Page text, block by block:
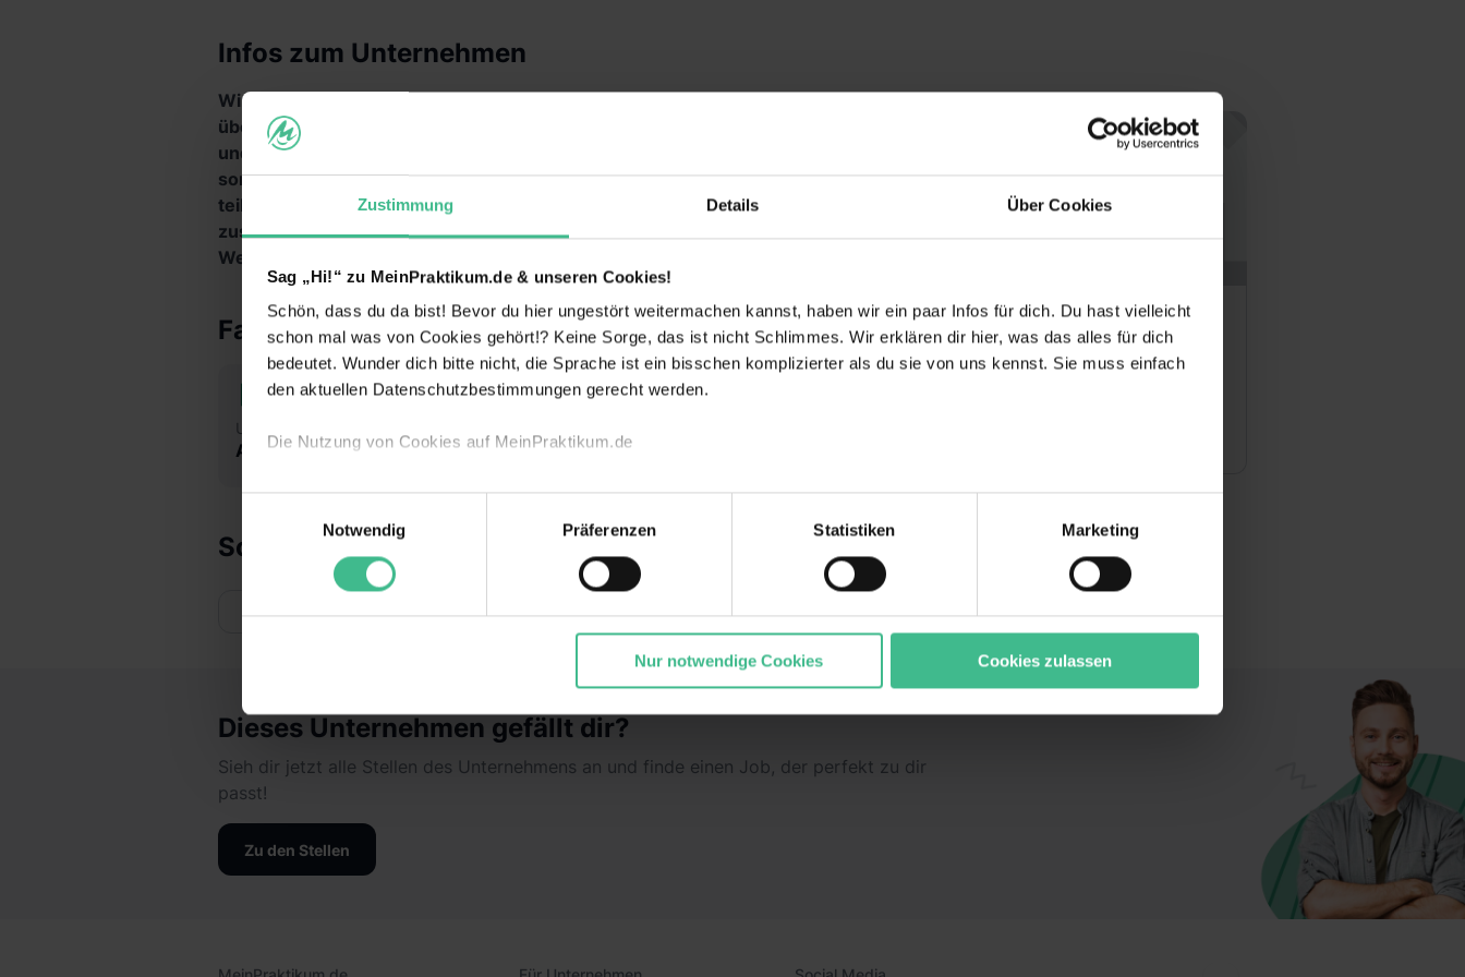
Zustimmung Details Über Cookies
Sag „Hi!“ zu MeinPraktikum.de & unseren Cookies!
Schön, dass du da bist! Bevor du hier ungestört weitermachen kannst, haben wir ein paar Infos für dich. Du hast vielleicht
schon mal was von Cookies gehört!? Keine Sorge, das ist nicht Schlimmes. Wir erklären dir hier, was das alles für dich
bedeutet. Wunder dich bitte nicht, die Sprache ist ein bisschen komplizierter als du sie von uns kennst. Sie muss einfach
den aktuellen Datenschutzbestimmungen gerecht werden.
Die Nutzung von Cookies auf MeinPraktikum.de
Wir verwenden Cookies zur technischen Funktion unserer Webseite („Notwendig“), um von dir bei Benutzung der
Webseite getroffenen Einstellungen zu speichern ( „Präferenzen“), die Zugriffe auf unsere Webseite zu analysieren
und Analysen weiterzugeben und um Inhalte und Anzeigen zu personalisieren („Marketing“). Unsere Partner führen diese
Verwendungszwecken (ausgenommen „Notwendig“) zu. Willst du nur bestimmte Verwendungszwecke zulassen, triff deine
die USA (Art. 49 Abs. 1 S. 1 lit. a) DS-GVO). Die USA verfügen über kein angemessenes Datenschutzniveau (EuGH –
Schrems II). Du kannst die von dir erteilte Einwilligung jederzeit mit Wirkung für die Zukunft ganz oder teilweise über
unsere Datenschutzerklärung unter dem Punkt „Datenschutz-Einstellungen“ widerrufen. Weitere Informationen zu den
Informationen:
Notwendig
Präferenzen Statistiken Marketing
Nur notwendige Cookies Cookies zulassen
Infos zum Unternehmen
Wir sind ein kleines und feines Team von Wein- und Genussmenschen, die
überall genießen. Mal edel im großen Saal, mal lässig und urban neben Schotter
und Graffiti. Wer uns kennt, weiß, dass Wein für uns nicht nur ein Getränk ist,
sondern eine Lebenseinstellung, die wir bei all unseren Events mit anderen
teilen wollen. Wir bringen Liebhaber feiner Gaumenfreuden mit Erzeugern
zusammen und unser Eventplan ist dicht gefüllt. Du bist kein großer
Weinkenner? Macht nix – wir nehmen dich trotzdem ?.
Fakten
Unternehmensart
Agentur Marketing, Werbung & PR
Social Media
Website
Culinarium Bavaricum
Planegg
Dieses Unternehmen gefällt dir?
Sieh dir jetzt alle Stellen des Unternehmens an und finde einen Job, der perfekt zu dir
passt!
Zu den Stellen